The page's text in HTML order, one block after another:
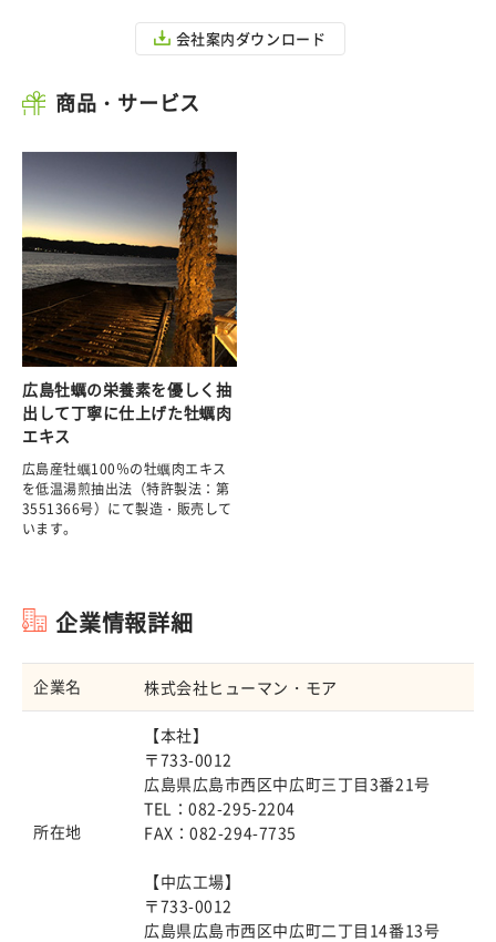
会社案内ダウンロード
商品・サービス
広島牡蠣の栄養素を優しく抽
出して丁寧に仕上げた牡蠣肉
エキス
広島産牡蠣100％の牡蠣肉エキス
を低温湯煎抽出法（特許製法：第
3551366号）にて製造・販売して
います。
企業情報詳細
企業名 株式会社ヒューマン・モア
所在地
【本社】
〒733-0012
広島県広島市西区中広町三丁目3番21号
TEL：082-295-2204
FAX：082-294-7735
【中広工場】
〒733-0012
広島県広島市西区中広町二丁目14番13号